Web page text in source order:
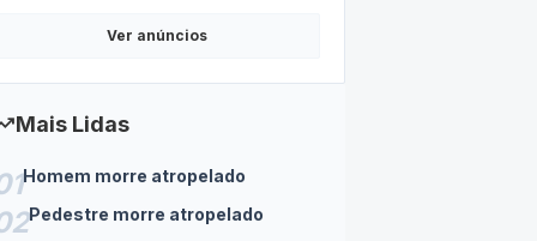
Ver anúncios
Mais Lidas
Homem morre atropelado
Pedestre morre atropelado